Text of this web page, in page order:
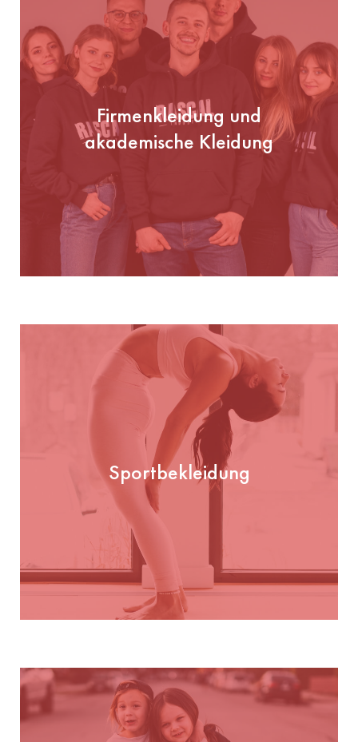
Firmenkleidung und
akademische Kleidung
Firmenkleidung und
akademische Kleidung
Sportbekleidung
Sportbekleidung